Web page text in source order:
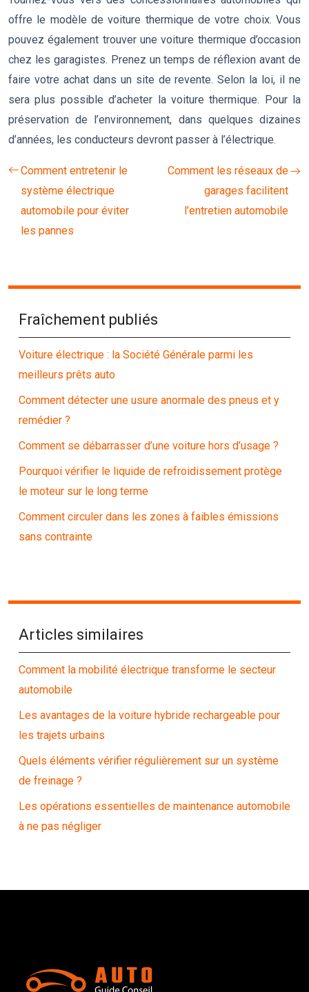
offre le modèle de voiture thermique de votre choix. Vous
pouvez également trouver une voiture thermique d’occasion
chez les garagistes. Prenez un temps de réflexion avant de
faire votre achat dans un site de revente. Selon la loi, il ne
sera plus possible d’acheter la voiture thermique. Pour la
préservation de l’environnement, dans quelques dizaines
d’années, les conducteurs devront passer à l’électrique.
Comment entretenir le
système électrique
automobile pour éviter
les pannes
Comment les réseaux de
garages facilitent
l’entretien automobile
Fraîchement publiés
Voiture électrique : la Société Générale parmi les
meilleurs prêts auto
Comment détecter une usure anormale des pneus et y
remédier ?
Comment se débarrasser d’une voiture hors d’usage ?
Pourquoi vérifier le liquide de refroidissement protège
le moteur sur le long terme
Comment circuler dans les zones à faibles émissions
sans contrainte
Articles similaires
Comment la mobilité électrique transforme le secteur
automobile
Les avantages de la voiture hybride rechargeable pour
les trajets urbains
Quels éléments vérifier régulièrement sur un système
de freinage ?
Les opérations essentielles de maintenance automobile
à ne pas négliger